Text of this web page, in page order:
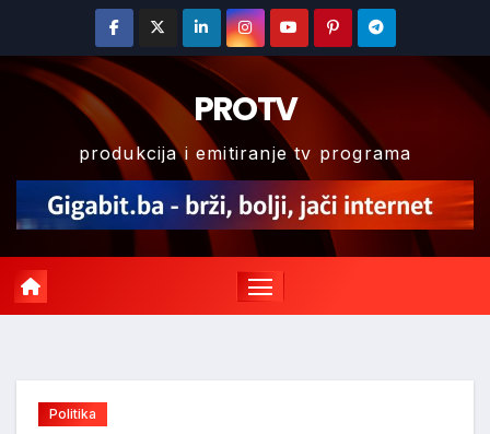
content
PROTV
produkcija i emitiranje tv programa
Politika